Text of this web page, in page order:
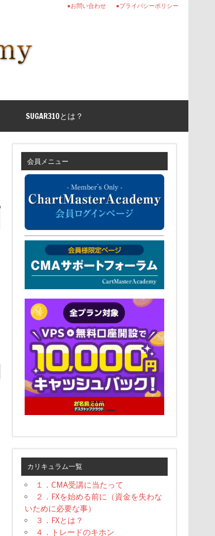
●プライバシーポリシー
●お問い合わせ
SUGAR310とは？
会員メニュー
カリキュラム一覧
１．CMA受講に当たって
２．FXを始める前に（資金を失わな
いために必要な事）
３．FXとは？
４．トレードのキホン